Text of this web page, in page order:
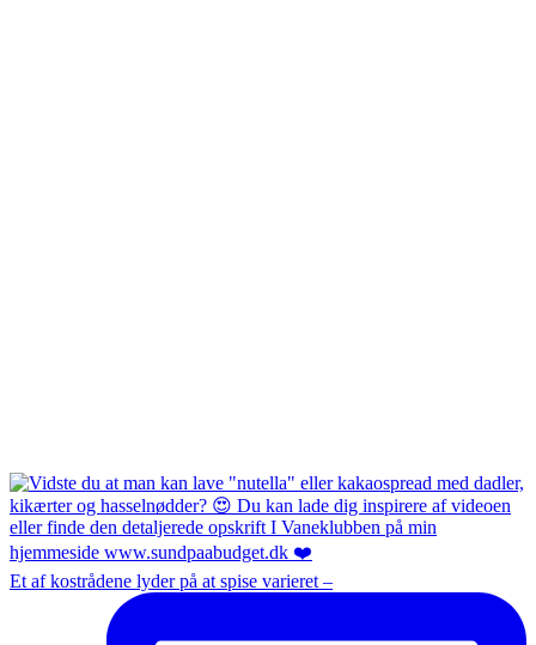
Et af kostrådene lyder på at spise varieret –